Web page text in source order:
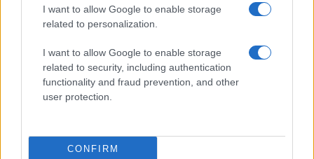
I want to allow Google to enable storage
related to personalization.
I want to allow Google to enable storage
related to security, including authentication
functionality and fraud prevention, and other
user protection.
CONFIRM
Selon une nouvelle étude de l’Imperial College London, il
sept nouveaux symptômes à surveiller
AUTEUR
Julien Durand